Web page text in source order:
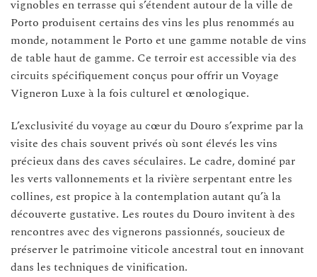
vignobles en terrasse qui s’étendent autour de la ville de
Porto produisent certains des vins les plus renommés au
monde, notamment le Porto et une gamme notable de vins
de table haut de gamme. Ce terroir est accessible via des
circuits spécifiquement conçus pour offrir un Voyage
Vigneron Luxe à la fois culturel et œnologique.
L’exclusivité du voyage au cœur du Douro s’exprime par la
visite des chais souvent privés où sont élevés les vins
précieux dans des caves séculaires. Le cadre, dominé par
les verts vallonnements et la rivière serpentant entre les
collines, est propice à la contemplation autant qu’à la
découverte gustative. Les routes du Douro invitent à des
rencontres avec des vignerons passionnés, soucieux de
préserver le patrimoine viticole ancestral tout en innovant
dans les techniques de vinification.